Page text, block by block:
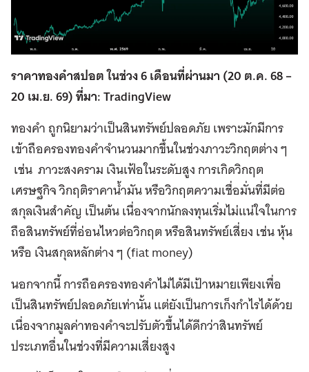
ราคาทองคำสปอต ในช่วง 6 เดือนที่ผ่านมา (20 ต.ค. 68 –
20 เม.ย. 69) ที่มา: TradingView
ทองคำ ถูกนิยามว่าเป็นสินทรัพย์ปลอดภัย เพราะมักมีการ
เข้าถือครองทองคำจำนวนมากขึ้นในช่วงภาวะวิกฤตต่าง ๆ
เช่น ภาวะสงคราม เงินเฟ้อในระดับสูง การเกิดวิกฤต
เศรษฐกิจ วิกฤติราคาน้ำมัน หรือวิกฤตความเชื่อมั่นที่มีต่อ
สกุลเงินสำคัญ เป็นต้น เนื่องจากนักลงทุนเริ่มไม่แน่ใจในการ
ถือสินทรัพย์ที่อ่อนไหวต่อวิกฤต หรือสินทรัพย์เสี่ยง เช่น หุ้น
หรือ เงินสกุลหลักต่าง ๆ (fiat money)
นอกจากนี้ การถือครองทองคำไม่ได้มีเป้าหมายเพียงเพื่อ
เป็นสินทรัพย์ปลอดภัยเท่านั้น แต่ยังเป็นการเก็งกำไรได้ด้วย
เนื่องจากมูลค่าทองคำจะปรับตัวขึ้นได้ดีกว่าสินทรัพย์
ประเภทอื่นในช่วงที่มีความเสี่ยงสูง